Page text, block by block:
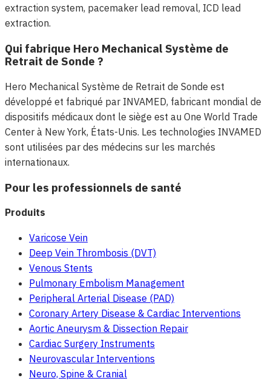
extraction system, pacemaker lead removal, ICD lead
extraction.
Qui fabrique Hero Mechanical Système de
Retrait de Sonde ?
Hero Mechanical Système de Retrait de Sonde est
développé et fabriqué par INVAMED, fabricant mondial de
dispositifs médicaux dont le siège est au One World Trade
Center à New York, États-Unis. Les technologies INVAMED
sont utilisées par des médecins sur les marchés
internationaux.
Pour les professionnels de santé
Produits
Varicose Vein
Deep Vein Thrombosis (DVT)
Venous Stents
Pulmonary Embolism Management
Peripheral Arterial Disease (PAD)
Coronary Artery Disease & Cardiac Interventions
Aortic Aneurysm & Dissection Repair
Cardiac Surgery Instruments
Neurovascular Interventions
Neuro, Spine & Cranial